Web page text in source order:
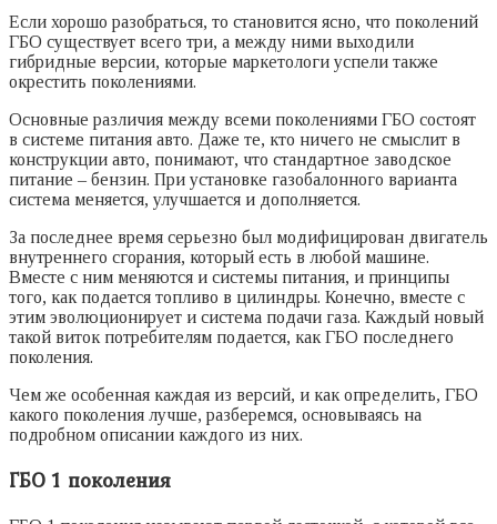
Если хорошо разобраться, то становится ясно, что поколений
ГБО существует всего три, а между ними выходили
гибридные версии, которые маркетологи успели также
окрестить поколениями.
Основные различия между всеми поколениями ГБО состоят
в системе питания авто. Даже те, кто ничего не смыслит в
конструкции авто, понимают, что стандартное заводское
питание – бензин. При установке газобалонного варианта
система меняется, улучшается и дополняется.
За последнее время серьезно был модифицирован двигатель
внутреннего сгорания, который есть в любой машине.
Вместе с ним меняются и системы питания, и принципы
того, как подается топливо в цилиндры. Конечно, вместе с
этим эволюционирует и система подачи газа. Каждый новый
такой виток потребителям подается, как ГБО последнего
поколения.
Чем же особенная каждая из версий, и как определить, ГБО
какого поколения лучше, разберемся, основываясь на
подробном описании каждого из них.
ГБО 1 поколения